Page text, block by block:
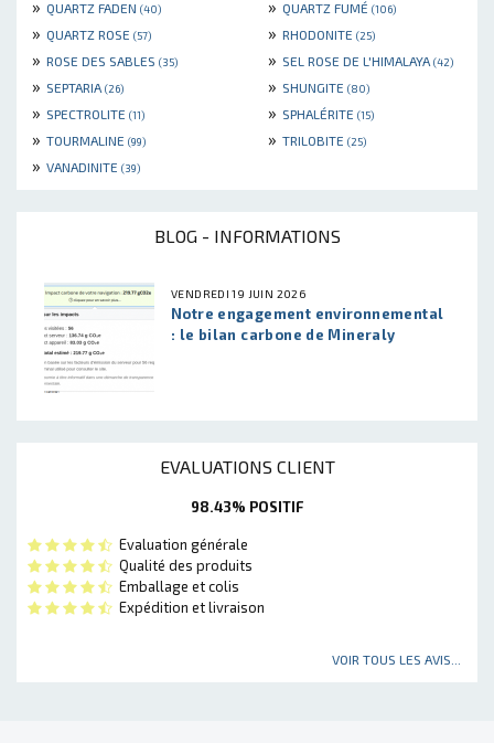
» QUARTZ FADEN (40) » QUARTZ FUMÉ (106)
» QUARTZ ROSE (57) » RHODONITE (25)
» ROSE DES SABLES (35) » SEL ROSE DE L'HIMALAYA (42)
» SEPTARIA (26) » SHUNGITE (80)
» SPECTROLITE (11) » SPHALÉRITE (15)
» TOURMALINE (99) » TRILOBITE (25)
» VANADINITE (39)
BLOG - INFORMATIONS
VENDREDI 19 JUIN 2026
Notre engagement environnemental
: le bilan carbone de Mineraly
EVALUATIONS CLIENT
98.43% POSITIF
Evaluation générale
Qualité des produits
Emballage et colis
Expédition et livraison
VOIR TOUS LES AVIS...